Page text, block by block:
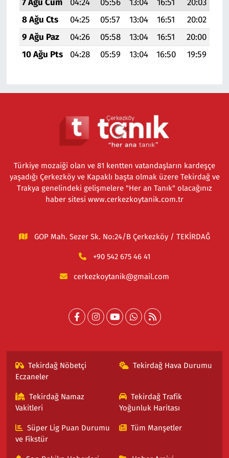
8 Ağu Cts
04:25 05:57 13:04 16:51 20:02
9 Ağu Paz
04:26 05:58 13:04 16:51 20:00
10 Ağu Pts
04:28 05:59 13:04 16:50 19:59
Türkiye mozaiği olan ve 81 kentten vatandaşların kardeşçe
yaşadığı Çerkezköy ve Kapaklı başta olmak üzere Tekirdağ ve
Trakya genelindeki gelişmelere "Her an Tanık" olacağınız
haber sitesi www.cerkezkoytanik.com.tr
GOP Mah. Sezer Sk. No:24/B Çerkezköy / TEKİRDAĞ
+90 542 675 46 41
cerkezkoytanik@gmail.com
Tekirdağ Nöbetçi
Eczaneler
Tekirdağ Hava Durumu
Tekirdağ Namaz
Vakitleri
Tekirdağ Trafik
Yoğunluk Haritası
Süper Lig Puan Durumu
ve Fikstür
Tüm Manşetler